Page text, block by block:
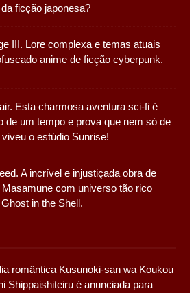
ficção japonesa?
III. Lore complexa e temas atuais
anime de ficção cyberpunk.
Esta charmosa aventura sci-fi é
de um tempo e prova que nem só de
o estúdio Sunrise!
A incrível e injustiçada obra de
Masamune com universo tão rico
in the Shell.
romântica Kusunoki-san wa Koukou
Shippaishiteiru é anunciada para